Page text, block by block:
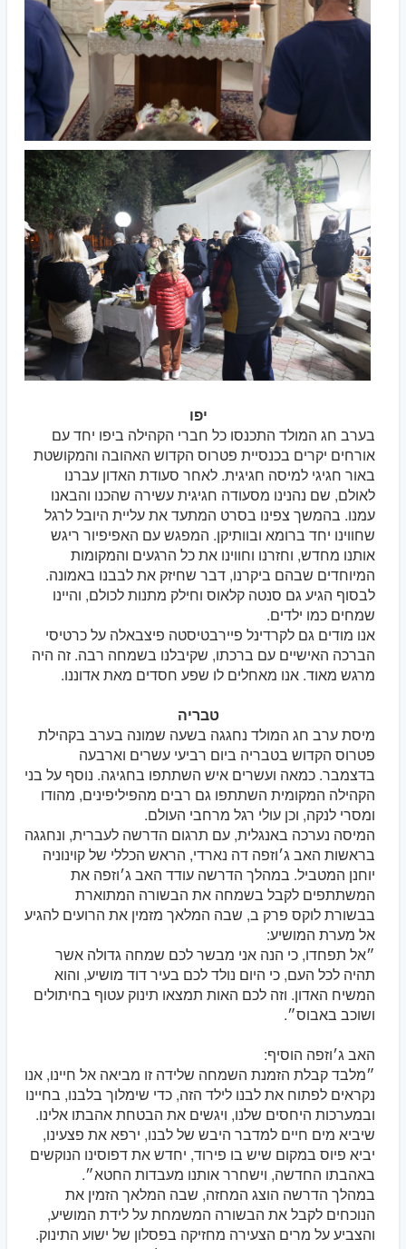
יפו
בערב חג המולד התכנסו כל חברי הקהילה ביפו יחד עם
אורחים יקרים בכנסיית פטרוס הקדוש האהובה והמקושטת
באור חגיגי למיסה חגיגית. לאחר סעודת האדון עברנו
לאולם, שם נהנינו מסעודה חגיגית עשירה שהכנו והבאנו
עמנו. בהמשך צפינו בסרט המתעד את עליית היובל לרגל
שחווינו יחד ברומא ובוותיקן. המפגש עם האפיפיור ריגש
אותנו מחדש, וחזרנו וחווינו את כל הרגעים והמקומות
המיוחדים שבהם ביקרנו, דבר שחיזק את לבבנו באמונה.
לבסוף הגיע גם סנטה קלאוס וחילק מתנות לכולם, והיינו
שמחים כמו ילדים.
אנו מודים גם לקרדינל פיירבטיסטה פיצבאלה על כרטיסי
הברכה האישיים עם ברכתו, שקיבלנו בשמחה רבה. זה היה
מרגש מאוד. אנו מאחלים לו שפע חסדים מאת אדוננו.
טבריה
מיסת ערב חג המולד נחגגה בשעה שמונה בערב בקהילת
פטרוס הקדוש בטבריה ביום רביעי עשרים וארבעה
בדצמבר. כמאה ועשרים איש השתתפו בחגיגה. נוסף על בני
הקהילה המקומית השתתפו גם רבים מהפיליפינים, מהודו
ומסרי לנקה, וכן עולי רגל מרחבי העולם.
המיסה נערכה באנגלית, עם תרגום הדרשה לעברית, ונחגגה
בראשות האב ג׳וזפה דה נארדי, הראש הכללי של קוינוניה
יוחנן המטביל. במהלך הדרשה עודד האב ג׳וזפה את
המשתתפים לקבל בשמחה את הבשורה המתוארת
בבשורת לוקס פרק ב, שבה המלאך מזמין את הרועים להגיע
אל מערת המושיע:
״אל תפחדו, כי הנה אני מבשר לכם שמחה גדולה אשר
תהיה לכל העם, כי היום נולד לכם בעיר דוד מושיע, והוא
המשיח האדון. וזה לכם האות תמצאו תינוק עטוף בחיתולים
ושוכב באבוס״.
האב ג׳וזפה הוסיף:
״מלבד קבלת הזמנת השמחה שלידה זו מביאה אל חיינו, אנו
נקראים לפתוח את לבנו לילד הזה, כדי שימלוך בלבנו, בחיינו
ובמערכות היחסים שלנו, ויגשים את הבטחת אהבתו אלינו.
שיביא מים חיים למדבר היבש של לבנו, ירפא את פצעינו,
יביא פיוס במקום שיש בו פירוד, יחדש את דפוסינו הנוקשים
באהבתו החדשה, וישחרר אותנו מעבדות החטא״.
במהלך הדרשה הוצג המחזה, שבה המלאך הזמין את
הנוכחים לקבל את הבשורה המשמחת על לידת המושיע,
והצביע על מרים הצעירה מחזיקה בפסלון של ישוע התינוק.